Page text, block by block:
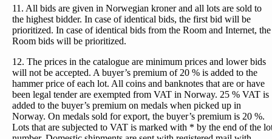
11. All bids are given in Norwegian kroner and all lots are sold to
the highest bidder. In case of identical bids, the first bid will be
prioritized. In case of identical bids from the Room and Internet, the
Room bids will be prioritized.
12. The prices in the catalogue are minimum prices and lower bids
will not be accepted. A buyer’s premium of 20 % is added to the
hammer price of each lot. All coins and banknotes that are or have
been legal tender are exempted from VAT in Norway. 25 % VAT is
added to the buyer’s premium on medals when picked up in
Norway. On medals sold for export, the buyer’s premium is 20 %.
Lots that are subjected to VAT is marked with * by the end of the